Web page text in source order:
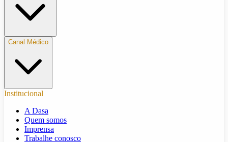
Canal Médico
Institucional
A Dasa
Quem somos
Imprensa
Trabalhe conosco